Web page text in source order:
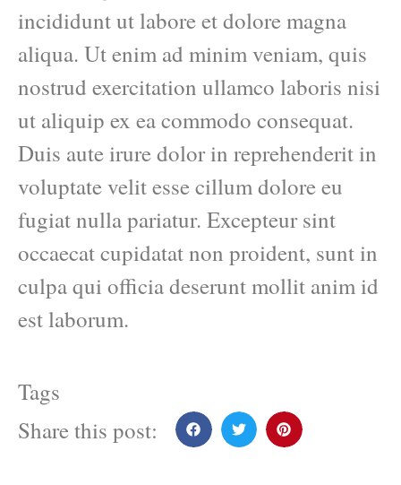
incididunt ut labore et dolore magna
aliqua. Ut enim ad minim veniam, quis
nostrud exercitation ullamco laboris nisi
ut aliquip ex ea commodo consequat.
Duis aute irure dolor in reprehenderit in
voluptate velit esse cillum dolore eu
fugiat nulla pariatur. Excepteur sint
occaecat cupidatat non proident, sunt in
culpa qui officia deserunt mollit anim id
est laborum.
Tags
Share this post: